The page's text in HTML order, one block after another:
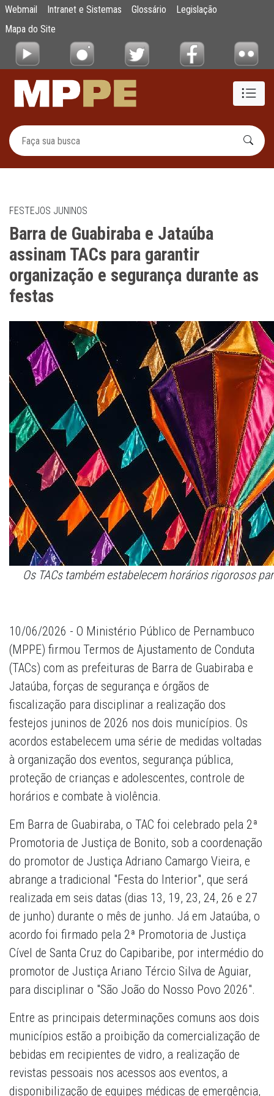
Pular para o Conteúdo principal
Barra de Guabiraba e Jataúba assinam
Webmail Intranet e Sistemas Glossário
Legislação
Mapa do Site
FESTEJOS JUNINOS
Barra de Guabiraba e Jataúba
assinam TACs para garantir
organização e segurança durante as
festas
Os TACs também estabelecem horários rigorosos
10/06/2026 - O Ministério Público de Pernambuco
(MPPE) firmou Termos de Ajustamento de Conduta
(TACs) com as prefeituras de Barra de Guabiraba e
Jataúba, forças de segurança e órgãos de
fiscalização para disciplinar a realização dos
festejos juninos de 2026 nos dois municípios. Os
acordos estabelecem uma série de medidas voltadas
à organização dos eventos, segurança pública,
proteção de crianças e adolescentes, controle de
horários e combate à violência.
Em Barra de Guabiraba, o TAC foi celebrado pela 2ª
Promotoria de Justiça de Bonito, sob a coordenação
do promotor de Justiça Adriano Camargo Vieira, e
abrange a tradicional "Festa do Interior", que será
realizada em seis datas (dias 13, 19, 23, 24, 26 e 27
de junho) durante o mês de junho. Já em Jataúba, o
acordo foi firmado pela 2ª Promotoria de Justiça
Cível de Santa Cruz do Capibaribe, por intermédio do
promotor de Justiça Ariano Tércio Silva de Aguiar,
para disciplinar o "São João do Nosso Povo 2026".
Entre as principais determinações comuns aos dois
municípios estão a proibição da comercialização de
bebidas em recipientes de vidro, a realização de
revistas pessoais nos acessos aos eventos, a
disponibilização de equipes médicas de emergência,